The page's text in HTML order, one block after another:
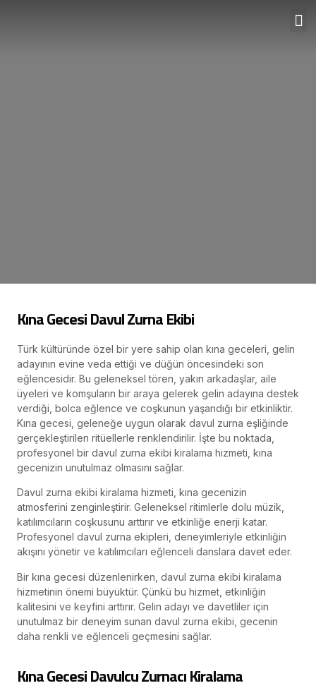
Kına Gecesi Davul Zurna Ekibi
Türk kültüründe özel bir yere sahip olan kına geceleri, gelin
adayının evine veda ettiği ve düğün öncesindeki son
eğlencesidir. Bu geleneksel tören, yakın arkadaşlar, aile
üyeleri ve komşuların bir araya gelerek gelin adayına destek
verdiği, bolca eğlence ve coşkunun yaşandığı bir etkinliktir.
Kına gecesi, geleneğe uygun olarak davul zurna eşliğinde
gerçekleştirilen ritüellerle renklendirilir. İşte bu noktada,
profesyonel bir davul zurna ekibi kiralama hizmeti, kına
gecenizin unutulmaz olmasını sağlar.
Davul zurna ekibi kiralama hizmeti, kına gecenizin
atmosferini zenginleştirir. Geleneksel ritimlerle dolu müzik,
katılımcıların coşkusunu arttırır ve etkinliğe enerji katar.
Profesyonel davul zurna ekipleri, deneyimleriyle etkinliğin
akışını yönetir ve katılımcıları eğlenceli danslara davet eder.
Bir kına gecesi düzenlenirken, davul zurna ekibi kiralama
hizmetinin önemi büyüktür. Çünkü bu hizmet, etkinliğin
kalitesini ve keyfini arttırır. Gelin adayı ve davetliler için
unutulmaz bir deneyim sunan davul zurna ekibi, gecenin
daha renkli ve eğlenceli geçmesini sağlar.
Kına Gecesi Davulcu Zurnacı Kiralama